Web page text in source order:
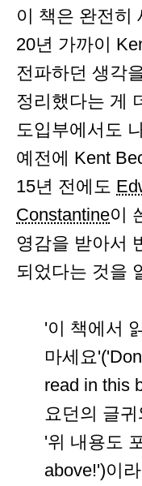
이 책은 완전히
20년 가까이
전파하던 생각
정리했다는 게
도입부에서도
예전에 Kent
15년 전에도
Constantine이
영감을 받아서
되었다는 것을
'이 책에서
마세요
read in this
요던의 글
'위 내용도
above!')이